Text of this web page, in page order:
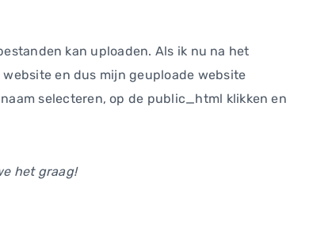
kan uploaden. Als ik nu na het
en dus mijn geuploade website
selecteren, op de public_html klikken en
het graag!